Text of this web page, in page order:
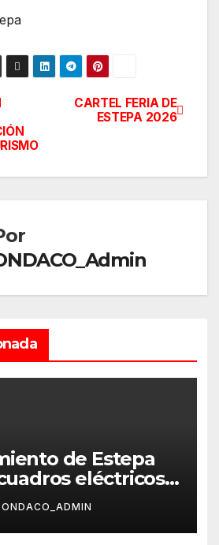
CARTEL FERIA DE
ESTEPA 2026
de Estepa
eléctricos
público
por la Diputación
ONDACO_ADMIN